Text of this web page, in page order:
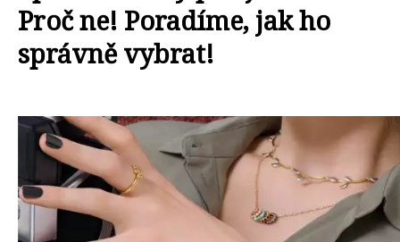
Proč ne! Poradíme, jak ho
správně vybrat!